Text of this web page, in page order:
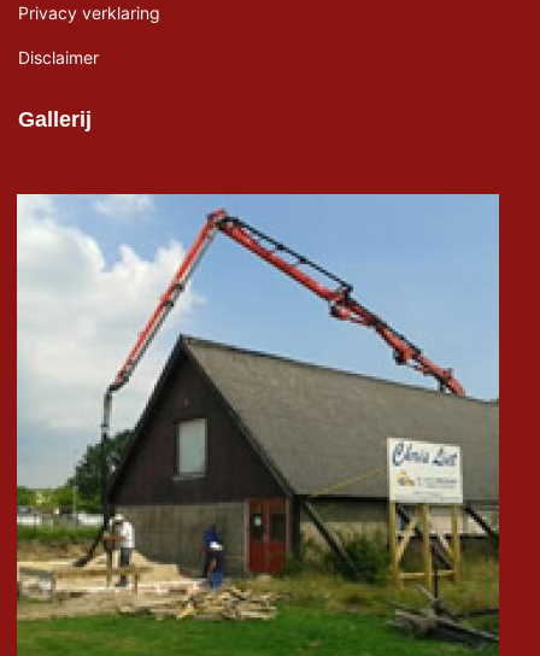
Privacy verklaring
Disclaimer
Gallerij